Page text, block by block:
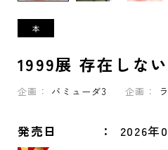
1999展 存在しな
企画： バミューダ3 企画：
発売日 2026年